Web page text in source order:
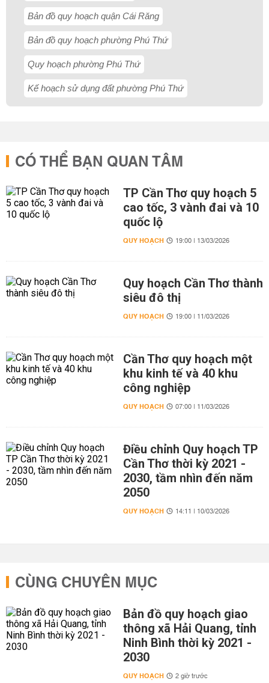
Bản đồ quy hoạch quận Cái Răng
Bản đồ quy hoạch phường Phú Thứ
Quy hoạch phường Phú Thứ
Kế hoạch sử dụng đất phường Phú Thứ
CÓ THỂ BẠN QUAN TÂM
TP Cần Thơ quy hoạch 5
cao tốc, 3 vành đai và 10
quốc lộ
QUY HOẠCH 19:00 | 13/03/2026
Quy hoạch Cần Thơ thành
siêu đô thị
QUY HOẠCH 19:00 | 11/03/2026
Cần Thơ quy hoạch một
khu kinh tế và 40 khu
công nghiệp
QUY HOẠCH 07:00 | 11/03/2026
Điều chỉnh Quy hoạch TP
Cần Thơ thời kỳ 2021 -
2030, tầm nhìn đến năm
2050
QUY HOẠCH 14:11 | 10/03/2026
CÙNG CHUYÊN MỤC
Bản đồ quy hoạch giao
thông xã Hải Quang, tỉnh
Ninh Bình thời kỳ 2021 -
2030
QUY HOẠCH 2 giờ trước